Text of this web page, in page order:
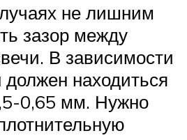
не лишним
зазор между
В зависимости
должен находиться
0,65 мм. Нужно